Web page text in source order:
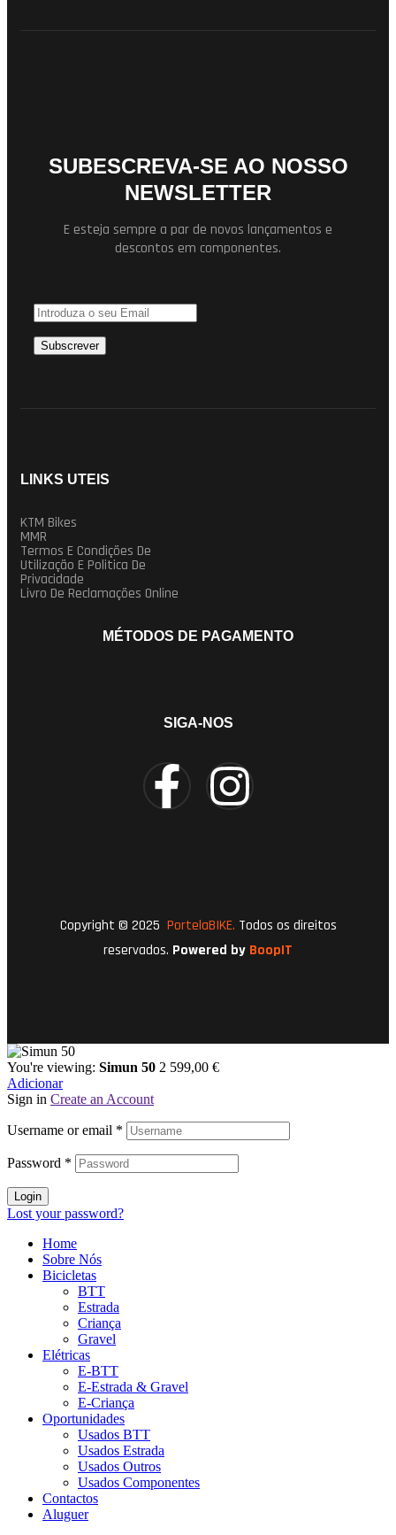
SUBESCREVA-SE AO NOSSO
NEWSLETTER
E esteja sempre a par de novos lançamentos e
descontos em componentes.
LINKS UTEIS
KTM Bikes
MMR
Termos E Condições De
Utilização E Politica De
Privacidade
Livro De Reclamações Online
MÉTODOS DE PAGAMENTO
SIGA-NOS
Copyright © 2025 PortelaBIKE. Todos os direitos
reservados. Powered by BoopIT
You're viewing: Simun 50 2 599,00 €
Adicionar
Sign in Create an Account
Username or email *
Password *
Login
Lost your password?
Home
Sobre Nós
Bicicletas
BTT
Estrada
Criança
Gravel
Elétricas
E-BTT
E-Estrada & Gravel
E-Criança
Oportunidades
Usados BTT
Usados Estrada
Usados Outros
Usados Componentes
Contactos
Aluguer